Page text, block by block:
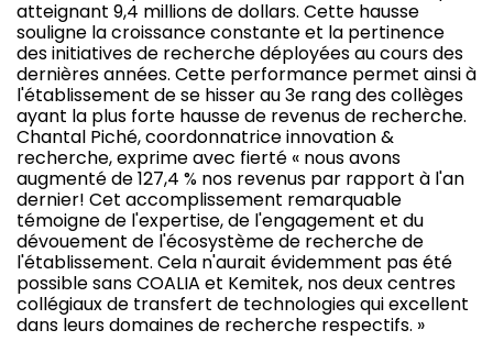
atteignant 9,4 millions de dollars. Cette hausse
souligne la croissance constante et la pertinence
des initiatives de recherche déployées au cours des
dernières années. Cette performance permet ainsi à
l'établissement de se hisser au 3e rang des collèges
ayant la plus forte hausse de revenus de recherche.
Chantal Piché, coordonnatrice innovation &
recherche, exprime avec fierté « nous avons
augmenté de 127,4 % nos revenus par rapport à l'an
dernier! Cet accomplissement remarquable
témoigne de l'expertise, de l'engagement et du
dévouement de l'écosystème de recherche de
l'établissement. Cela n'aurait évidemment pas été
possible sans COALIA et Kemitek, nos deux centres
collégiaux de transfert de technologies qui excellent
dans leurs domaines de recherche respectifs. »